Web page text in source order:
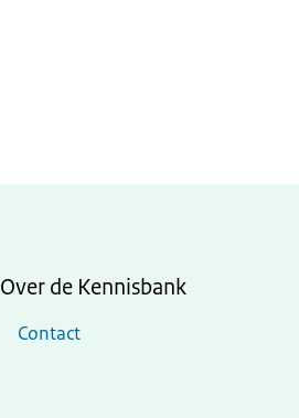
Over de Kennisbank
Contact